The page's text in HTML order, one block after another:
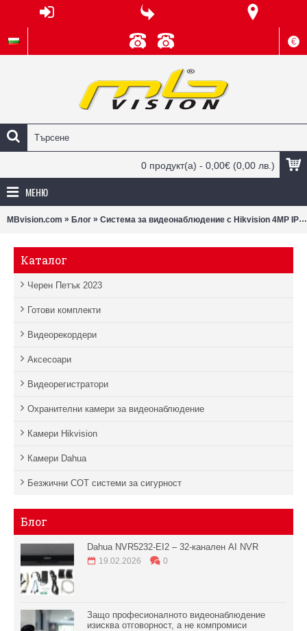
€
0 продукт(а) - 0,00€ (0,00 лв.)
МЕНЮ
MBvision.com » Блог » Система за видеонаблюдение с Hikvision 4MP IP камери за складове | Надежден контрол и сигурност
Каталог
Черен Петък 2023
Готови комплекти
Видеорекордери
Аксесоари
Видеорегистратори
Охранителни камери за видеонаблюдение
Камери Hikvision
Камери Dahua
Безжични СОТ системи за сигурност
Блог
Dahua NVR5232-EI2 – 32-канален AI NVR
19.02.2026 0
Защо професионалното видеонаблюдение
изисква отговорност, а не компромиси